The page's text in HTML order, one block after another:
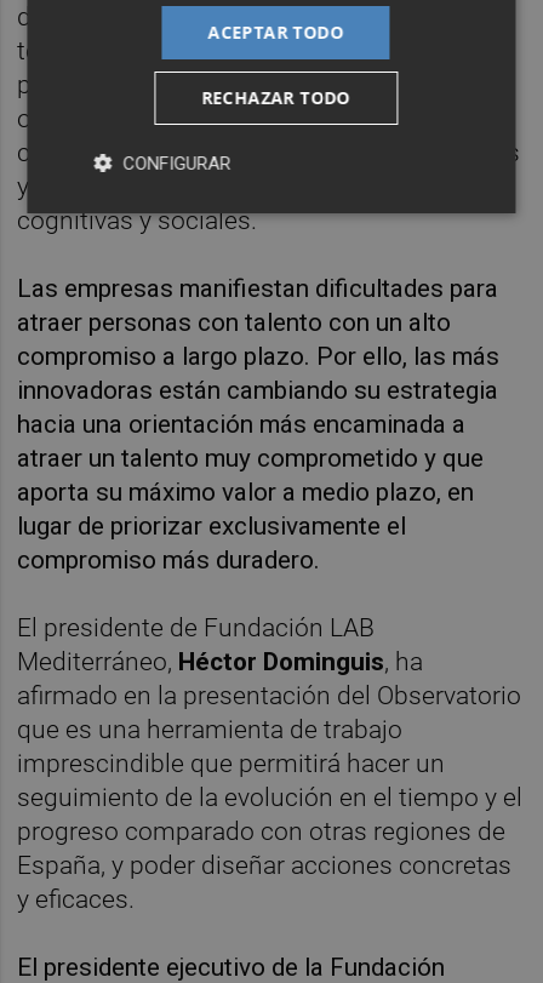
destacan la falta de madurez, la escasa
tolerancia a la frustración, la incapacidad
para postergar las recompensas, la baja
orientación empresarial, unida al escaso
conocimiento de la realidad de las empresas
y, por último, el bajo nivel de competencias
cognitivas y sociales.
Las empresas manifiestan dificultades para
atraer personas con talento con un alto
compromiso a largo plazo. Por ello, las más
innovadoras están cambiando su estrategia
hacia una orientación más encaminada a
atraer un talento muy comprometido y que
aporta su máximo valor a medio plazo, en
lugar de priorizar exclusivamente el
compromiso más duradero.
El presidente de Fundación LAB
Mediterráneo, Héctor Dominguis, ha
afirmado en la presentación del Observatorio
que es una herramienta de trabajo
imprescindible que permitirá hacer un
seguimiento de la evolución en el tiempo y el
progreso comparado con otras regiones de
España, y poder diseñar acciones concretas
y eficaces.
El presidente ejecutivo de la Fundación
ACEPTAR TODO
RECHAZAR TODO
CONFIGURAR